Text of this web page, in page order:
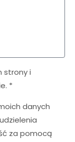
strony i
*
danych
za pomocą